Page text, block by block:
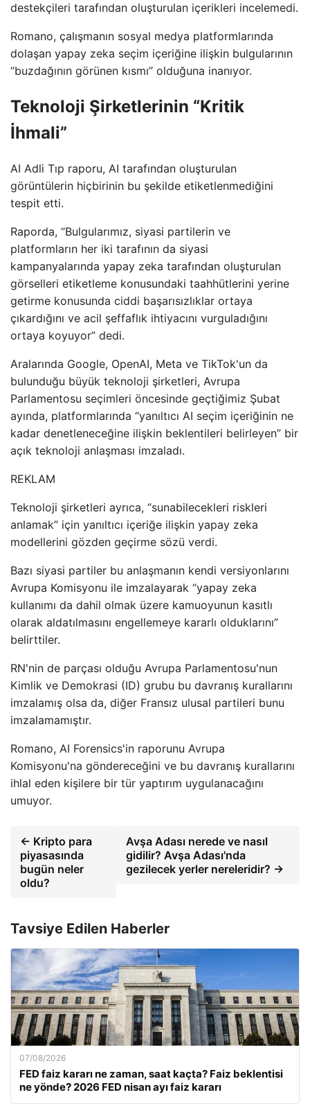
destekçileri tarafından oluşturulan içerikleri incelemedi.
Romano, çalışmanın sosyal medya platformlarında
dolaşan yapay zeka seçim içeriğine ilişkin bulgularının
“buzdağının görünen kısmı” olduğuna inanıyor.
Teknoloji Şirketlerinin “Kritik
İhmali”
AI Adli Tıp raporu, AI tarafından oluşturulan
görüntülerin hiçbirinin bu şekilde etiketlenmediğini
tespit etti.
Raporda, “Bulgularımız, siyasi partilerin ve
platformların her iki tarafının da siyasi
kampanyalarında yapay zeka tarafından oluşturulan
görselleri etiketleme konusundaki taahhütlerini yerine
getirme konusunda ciddi başarısızlıklar ortaya
çıkardığını ve acil şeffaflık ihtiyacını vurguladığını
ortaya koyuyor” dedi.
Aralarında Google, OpenAI, Meta ve TikTok'un da
bulunduğu büyük teknoloji şirketleri, Avrupa
Parlamentosu seçimleri öncesinde geçtiğimiz Şubat
ayında, platformlarında “yanıltıcı AI seçim içeriğinin ne
kadar denetleneceğine ilişkin beklentileri belirleyen” bir
açık teknoloji anlaşması imzaladı.
REKLAM
Teknoloji şirketleri ayrıca, “sunabilecekleri riskleri
anlamak” için yanıltıcı içeriğe ilişkin yapay zeka
modellerini gözden geçirme sözü verdi.
Bazı siyasi partiler bu anlaşmanın kendi versiyonlarını
Avrupa Komisyonu ile imzalayarak “yapay zeka
kullanımı da dahil olmak üzere kamuoyunun kasıtlı
olarak aldatılmasını engellemeye kararlı olduklarını”
belirttiler.
RN'nin de parçası olduğu Avrupa Parlamentosu'nun
Kimlik ve Demokrasi (ID) grubu bu davranış kurallarını
imzalamış olsa da, diğer Fransız ulusal partileri bunu
imzalamamıştır.
Romano, AI Forensics'in raporunu Avrupa
Komisyonu'na göndereceğini ve bu davranış kurallarını
ihlal eden kişilere bir tür yaptırım uygulanacağını
umuyor.
← Kripto para
piyasasında
bugün neler
oldu?
Avşa Adası nerede ve nasıl
gidilir? Avşa Adası'nda
gezilecek yerler nereleridir? →
Tavsiye Edilen Haberler
07/08/2026
FED faiz kararı ne zaman, saat kaçta? Faiz beklentisi
ne yönde? 2026 FED nisan ayı faiz kararı